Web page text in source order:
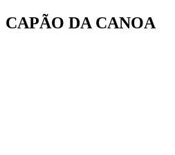
Ir
para
CAPÃO DA CANOA